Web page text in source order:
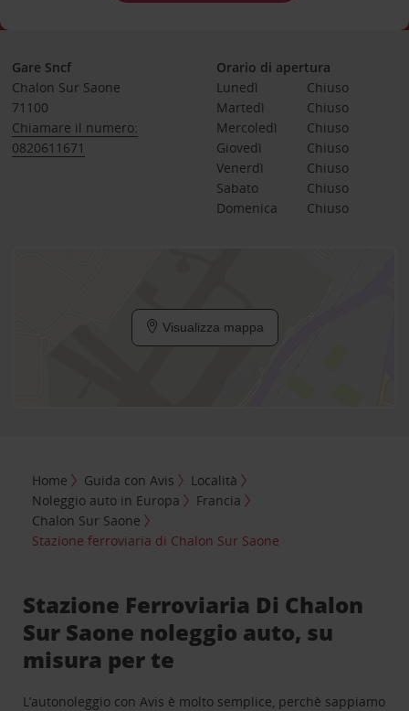
Gare Sncf
Chalon Sur Saone
71100
Chiamare il numero:
0820611671
Orario di apertura
Lunedì
Chiuso
Martedì
Chiuso
Mercoledì
Chiuso
Giovedì
Chiuso
Venerdì
Chiuso
Sabato
Chiuso
Domenica
Chiuso
Visualizza mappa
Home Guida con Avis
Località
Noleggio auto in Europa
Francia
Chalon Sur Saone
Stazione ferroviaria di Chalon Sur Saone
Stazione Ferroviaria Di Chalon
Sur Saone noleggio auto, su
misura per te
L’autonoleggio con Avis è molto semplice, perchè sappiamo